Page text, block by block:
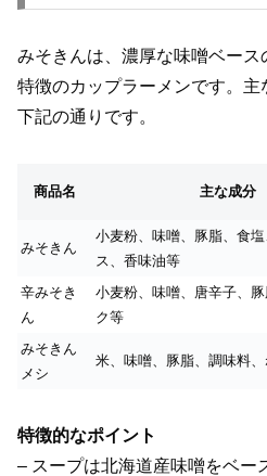
みそきんは、濃厚な味噌ベー
特徴のカップラーメンです。
下記の通りです。
商品名 主な成分
みそきん
小麦粉、味噌、豚脂、食
ス、香味油等
辛みそき
ん
小麦粉、味噌、唐辛子、
ク等
みそきん
メシ
米、味噌、豚脂、調味料
特徴的なポイント
– スープは北海道産味噌をベー